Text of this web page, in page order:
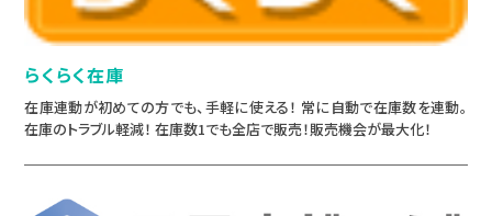
らくらく在庫
在庫連動が初めての方でも、手軽に使える！ 常に自動で在庫数を連動。
在庫のトラブル軽減！ 在庫数1でも全店で販売！販売機会が最大化！